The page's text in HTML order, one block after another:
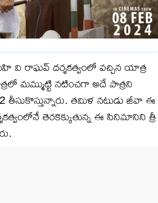
వి రాఘవ్ దర్శకత్వంలో వచ్చిన యాత్ర
మమ్ముట్టి నటించగా అదే పాత్రని
తమిళ నటుడు జీవా ఈ
తెరకెక్కుతున్న ఈ సినిమానిని త్రీ